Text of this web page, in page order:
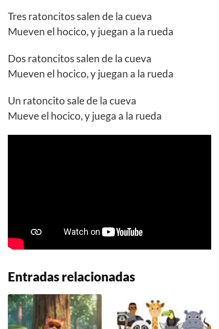
Tres ratoncitos salen de la cueva
Mueven el hocico, y juegan a la rueda
Dos ratoncitos salen de la cueva
Mueven el hocico, y juegan a la rueda
Un ratoncito sale de la cueva
Mueve el hocico, y juega a la rueda
Entradas relacionadas